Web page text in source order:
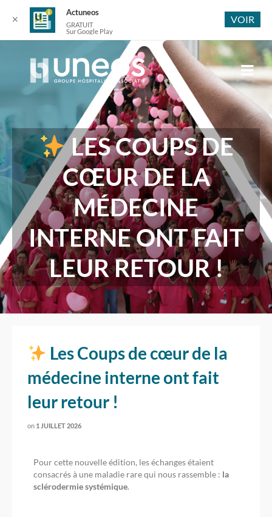
LES COUPS DE
CŒUR DE LA
MÉDECINE
INTERNE ONT FAIT
LEUR RETOUR !
Les Coups de cœur de la
médecine interne ont fait
leur retour !
on 1 JUILLET 2026
Pour cette nouvelle édition, les échanges étaient
consacrés à une maladie rare qui nous rassemble : la
sclérodermie systémique.
✕
Actuneos
GRATUIT
Sur Google Play
VOIR